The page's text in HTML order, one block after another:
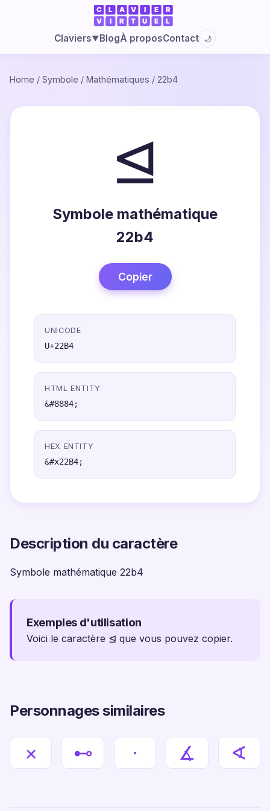
Claviers▼BlogÀ proposContact 🌙
Home / Symbole / Mathématiques / 22b4
⊴
Symbole mathématique
22b4
Copier
UNICODE
U+22B4
HTML ENTITY
&#8884;
HEX ENTITY
&#x22B4;
Description du caractère
Symbole mathématique 22b4
Exemples d'utilisation
Voici le caractère ⊴ que vous pouvez copier.
Personnages similaires
× ⊷ ⋅ ∡ ∢